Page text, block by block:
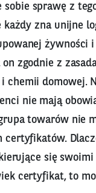
sobie sprawę z
zna unijne
żywności
on zgodnie z
chemii domowej.
nie mają
towarów nie
certyfikatów.
się swoimi
certyfikat, to